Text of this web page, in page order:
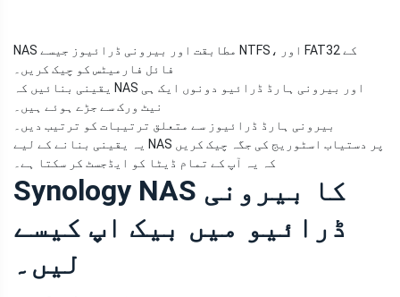
NAS مطابقت اور بیرونی ڈرائیوز جیسے NTFS، اور FAT32 کے
فائل فارمیٹس کو چیک کریں۔
یقینی بنائیں کہ NAS اور بیرونی ہارڈ ڈرائیو دونوں ایک ہی
نیٹ ورک سے جڑے ہوئے ہیں۔
یہ یقینی بنانے کے لیے NAS پر دستیاب اسٹوریج کی جگہ چیک کریں
Synology NAS کا بیرونی
ڈرائیو میں بیک اپ کیسے
لیں۔